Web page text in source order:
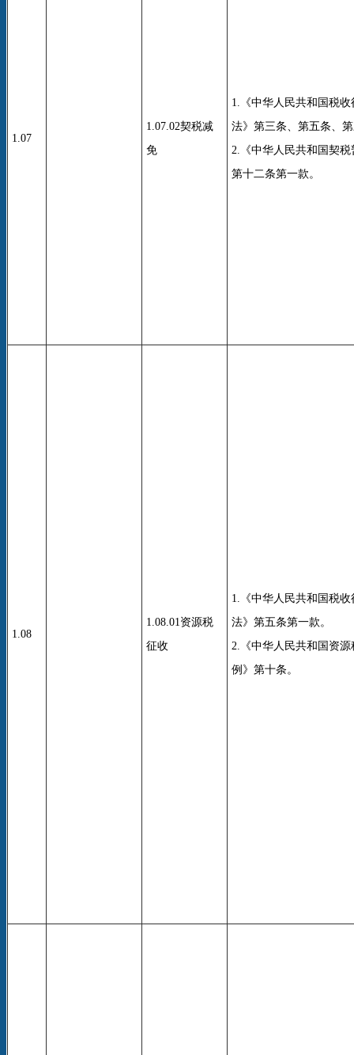
1.07
1.07.02契税减
免
1.《中华人民共和国税收
法》第三条、第五条、
2.《中华人民共和国契
第十二条第一款。
1.08
1.08.01资源税
征收
1.《中华人民共和国税收
法》第五条第一款。
2.《中华人民共和国资源
例》第十条。